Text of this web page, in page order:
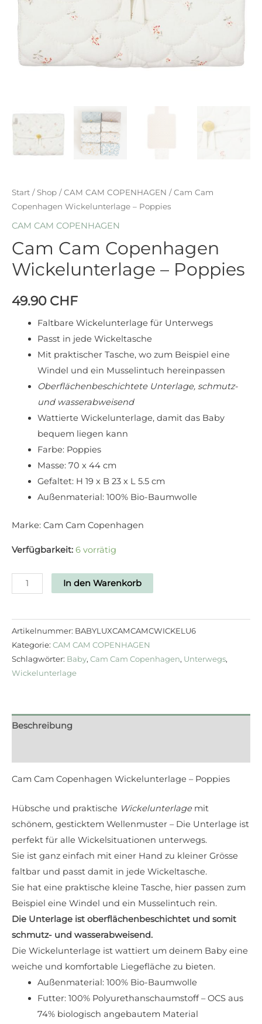
Start /Shop /CAM CAM COPENHAGEN / Cam Cam
Copenhagen Wickelunterlage – Poppies
CAM CAM COPENHAGEN
Cam Cam Copenhagen
Wickelunterlage – Poppies
49.90 CHF
Faltbare Wickelunterlage für Unterwegs
Passt in jede Wickeltasche
Mit praktischer Tasche, wo zum Beispiel eine
Windel und ein Musselintuch hereinpassen
Oberflächenbeschichtete Unterlage, schmutz-
und wasserabweisend
Wattierte Wickelunterlage, damit das Baby
bequem liegen kann
Farbe: Poppies
Masse: 70 x 44 cm
Gefaltet: H 19 x B 23 x L 5.5 cm
Außenmaterial: 100% Bio-Baumwolle
Marke: Cam Cam Copenhagen
Verfügbarkeit: 6 vorrätig
In den Warenkorb
Artikelnummer: BABYLUXCAMCAMCWICKELU6
Kategorie: CAM CAM COPENHAGEN
Schlagwörter: Baby, Cam Cam Copenhagen, Unterwegs,
Wickelunterlage
Beschreibung
Cam Cam Copenhagen Wickelunterlage – Poppies
Hübsche und praktische Wickelunterlagemit
schönem, gesticktem Wellenmuster – Die Unterlage ist
perfekt für alle Wickelsituationen unterwegs.
Sie ist ganz einfach mit einer Hand zu kleiner Grösse
faltbar und passt damit in jede Wickeltasche.
Sie hat eine praktische kleine Tasche, hier passen zum
Beispiel eine Windel und ein Musselintuch rein.
Die Unterlage ist oberflächenbeschichtet und somit
schmutz- und wasserabweisend.
Die Wickelunterlage ist wattiert um deinem Baby eine
weiche und komfortable Liegefläche zu bieten.
Außenmaterial: 100% Bio-Baumwolle
Futter: 100% Polyurethanschaumstoff – OCS aus
74% biologisch angebautem Material